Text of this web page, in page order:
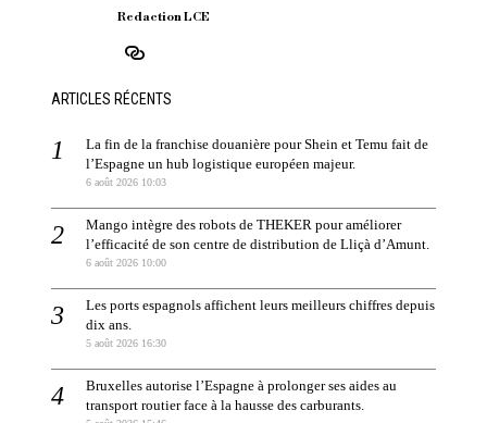
Redaction LCE
ARTICLES RÉCENTS
La fin de la franchise douanière pour Shein et Temu fait de
l’Espagne un hub logistique européen majeur.
6 août 2026 10:03
Mango intègre des robots de THEKER pour améliorer
l’efficacité de son centre de distribution de Lliçà d’Amunt.
6 août 2026 10:00
Les ports espagnols affichent leurs meilleurs chiffres depuis
dix ans.
5 août 2026 16:30
Bruxelles autorise l’Espagne à prolonger ses aides au
transport routier face à la hausse des carburants.